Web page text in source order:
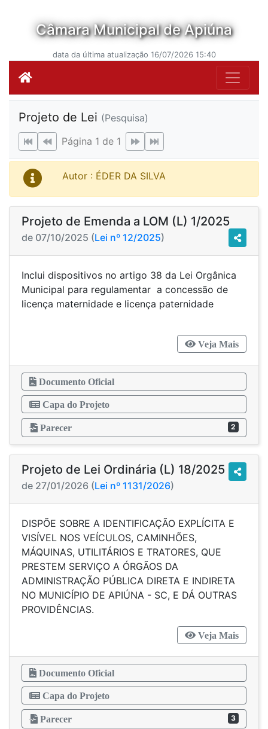
Câmara Municipal de Apiúna
data da última atualização 16/07/2026 15:40
Projeto de Lei (Pesquisa)
Página 1 de 1
Autor : ÉDER DA SILVA
Projeto de Emenda a LOM (L) 1/2025
de 07/10/2025 (Lei nº 12/2025)
Inclui dispositivos no artigo 38 da Lei Orgânica
Municipal para regulamentar a concessão de
licença maternidade e licença paternidade
Veja Mais
Documento Oficial
Capa do Projeto
Parecer 2
Projeto de Lei Ordinária (L) 18/2025
de 27/01/2026 (Lei nº 1131/2026)
DISPÕE SOBRE A IDENTIFICAÇÃO EXPLÍCITA E
VISÍVEL NOS VEÍCULOS, CAMINHÕES,
MÁQUINAS, UTILITÁRIOS E TRATORES, QUE
PRESTEM SERVIÇO A ÓRGÃOS DA
ADMINISTRAÇÃO PÚBLICA DIRETA E INDIRETA
NO MUNICÍPIO DE APIÚNA - SC, E DÁ OUTRAS
PROVIDÊNCIAS.
Veja Mais
Documento Oficial
Capa do Projeto
Parecer 3